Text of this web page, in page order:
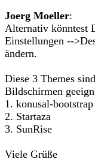
Joerg Moeller:
Alternativ könntest
Einstellungen --
ändern.
Diese 3 Themes
Bildschirmen
1. konusal-bootstrap
2. Startaza
3. SunRise
Viele Grüße